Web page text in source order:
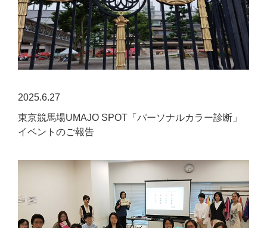
2025.6.27
東京競馬場UMAJO SPOT「パーソナルカラー診断」
イベントのご報告